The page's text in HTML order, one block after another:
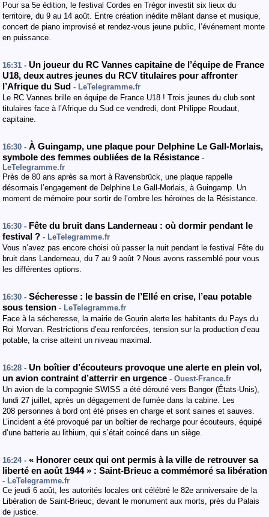
Pour sa 5e édition, le festival Cordes en Trégor investit six lieux du
territoire, du 9 au 14 août. Entre création inédite mêlant danse et musique,
concert de piano improvisé et rendez-vous jeune public, l’événement monte
en puissance.
16:31 - Un joueur du RC Vannes capitaine de l’équipe de France
U18, deux autres jeunes du RCV titulaires pour affronter
l’Afrique du Sud - LeTelegramme.fr
Le RC Vannes brille en équipe de France U18 ! Trois jeunes du club sont
titulaires face à l’Afrique du Sud ce vendredi, dont Philippe Roudaut,
capitaine.
16:30 - À Guingamp, une plaque pour Delphine Le Gall-Morlais,
symbole des femmes oubliées de la Résistance -
LeTelegramme.fr
Près de 80 ans après sa mort à Ravensbrück, une plaque rappelle
désormais l’engagement de Delphine Le Gall-Morlais, à Guingamp. Un
moment de mémoire pour sortir de l’ombre les héroïnes de la Résistance.
16:30 - Fête du bruit dans Landerneau : où dormir pendant le
festival ? - LeTelegramme.fr
Vous n’avez pas encore choisi où passer la nuit pendant le festival Fête du
bruit dans Landerneau, du 7 au 9 août ? Nous avons rassemblé pour vous
les différentes options.
16:30 - Sécheresse : le bassin de l’Ellé en crise, l’eau potable
sous tension - LeTelegramme.fr
Face à la sécheresse, la mairie de Gourin alerte les habitants du Pays du
Roi Morvan. Restrictions d’eau renforcées, tension sur la production d’eau
potable, la crise atteint un niveau maximal.
16:28 - Un boîtier d’écouteurs provoque une alerte en plein vol,
un avion contraint d’atterrir en urgence - Ouest-France.fr
Un avion de la compagnie SWISS a été dérouté vers Bangor (États-Unis),
lundi 27 juillet, après un dégagement de fumée dans la cabine. Les
208 personnes à bord ont été prises en charge et sont saines et sauves.
L’incident a été provoqué par un boîtier de recharge pour écouteurs, équipé
d’une batterie au lithium, qui s’était coincé dans un siège.
16:24 - « Honorer ceux qui ont permis à la ville de retrouver sa
liberté en août 1944 » : Saint-Brieuc a commémoré sa libération
- LeTelegramme.fr
Ce jeudi 6 août, les autorités locales ont célébré le 82e anniversaire de la
Libération de Saint-Brieuc, devant le monument aux morts, près du Palais
de justice.